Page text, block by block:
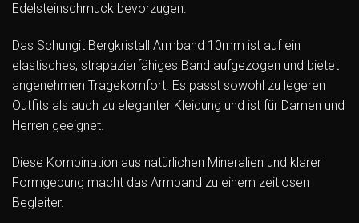
Edelsteinschmuck bevorzugen.
Das Schungit Bergkristall Armband 10mm ist auf ein
elastisches, strapazierfähiges Band aufgezogen und bietet
angenehmen Tragekomfort. Es passt sowohl zu legeren
Outfits als auch zu eleganter Kleidung und ist für Damen und
Herren geeignet.
Diese Kombination aus natürlichen Mineralien und klarer
Formgebung macht das Armband zu einem zeitlosen
Begleiter.